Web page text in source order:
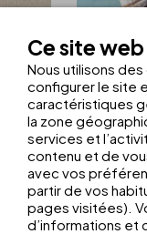
ET
CHEZ
10 %
10%
Ce site
Nous utilisons
configurer le site
caractéristiques
la zone
services et
contenu et de
avec vos
partir de vos
pages visitées).
d’informations et